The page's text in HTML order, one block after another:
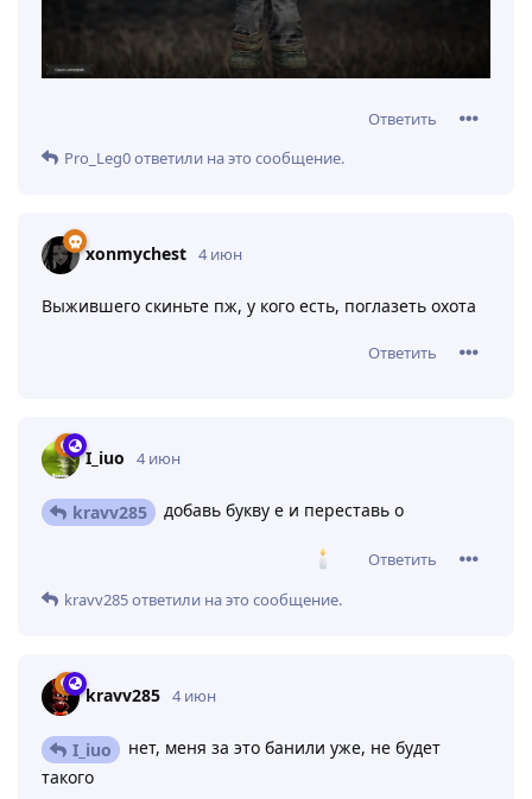
Ответить
Pro_Leg0ответили на это сообщение.
xonmychest 4 июн
Выжившего скиньте пж, у кого есть, поглазеть охота
Ответить
I_iuo 4 июн
kravv285 добавь букву е и переставь о
Ответить
kravv285ответили на это сообщение.
kravv285 4 июн
I_iuo
нет, меня за это банили уже, не будет
такого